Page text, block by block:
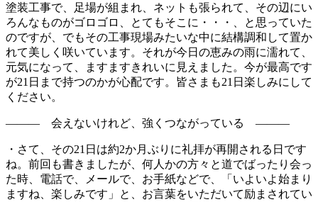
塗装工事で、足場が組まれ、ネットも張られて、その辺にい
ろんなものがゴロゴロ、とてもそこに・・・、と思っていた
のですが、でもその工事現場みたいな中に結構調和して置か
れて美しく咲いています。それが今日の恵みの雨に濡れて、
元気になって、ますますきれいに見えました。今が最高です
が21日まで持つのかが心配です。皆さまも21日楽しみにして
ください。
――― 会えないけれど、強くつながっている ―――
・さて、その21日は約2か月ぶりに礼拝が再開される日です
ね。前回も書きましたが、何人かの方々と道でばったり会っ
た時、電話で、メールで、お手紙などで、「いよいよ始まり
ますね、楽しみです」と、お言葉をいただいて励まされてい